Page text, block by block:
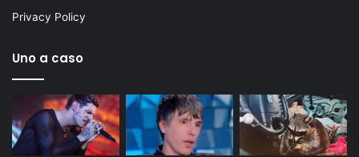
Privacy Policy
Uno a caso